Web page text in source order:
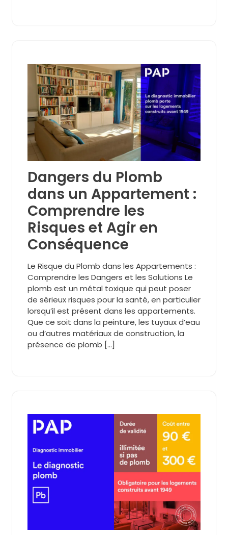
Dangers du Plomb
dans un Appartement :
Comprendre les
Risques et Agir en
Conséquence
Le Risque du Plomb dans les Appartements :
Comprendre les Dangers et les Solutions Le
plomb est un métal toxique qui peut poser
de sérieux risques pour la santé, en particulier
lorsqu’il est présent dans les appartements.
Que ce soit dans la peinture, les tuyaux d’eau
ou d’autres matériaux de construction, la
présence de plomb […]